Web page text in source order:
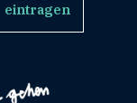
eintragen